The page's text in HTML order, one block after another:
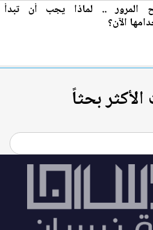
المرور .. لماذا يجب أن تبدأ
الآن؟
الأكثر بحثاً